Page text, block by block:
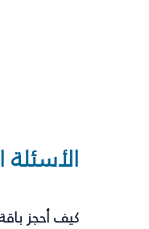
الأسئلة
كيف أحجز